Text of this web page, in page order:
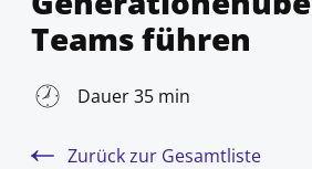
Teams führen
Dauer 35 min
Zurück zur Gesamtliste